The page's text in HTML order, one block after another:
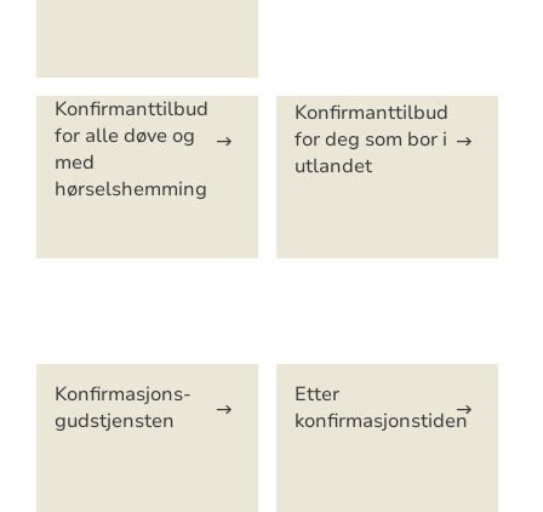
Konfirmanttilbud
for alle døve og
med
hørselshemming
Konfirmanttilbud
for deg som bor i
utlandet
Artikkelsnarveger
Konfirmasjons-
gudstjensten
Etter
konfirmasjonstiden